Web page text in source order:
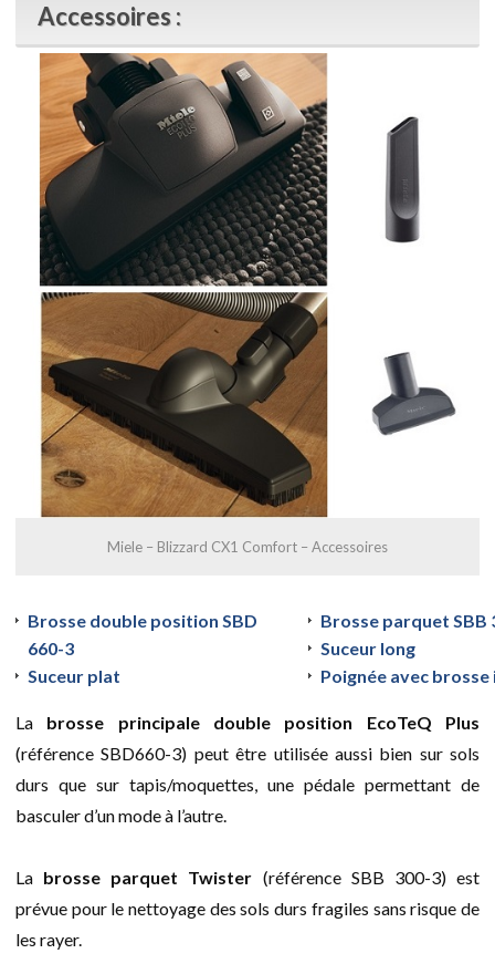
Accessoires :
Miele – Blizzard CX1 Comfort – Accessoires
Brosse double position SBD
660-3
Brosse parquet SBB
Suceur long
Suceur plat
Poignée avec
La brosse principale double position EcoTeQ Plus
(référence SBD660-3) peut être utilisée aussi bien sur sols
durs que sur tapis/moquettes, une pédale permettant de
basculer d’un mode à l’autre.
La brosse parquet Twister (référence SBB 300-3) est
prévue pour le nettoyage des sols durs fragiles sans risque de
les rayer.